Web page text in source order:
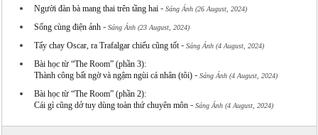
Người đàn bà mang thai trên tầng hai- Sáng Ánh (26 August, 2024)
Sống cùng điện ảnh- Sáng Ánh (23 August, 2024)
Tẩy chay Oscar, ra Trafalgar chiếu cũng tốt- Sáng Ánh (4 August, 2024)
Bài học từ “The Room” (phần 3):
Thành công bất ngờ và ngậm ngùi cá nhân (tôi)- Sáng Ánh (4 August, 2024)
Bài học từ “The Room” (phần 2):
Cái gì cũng dở tuy dùng toàn thứ chuyên môn- Sáng Ánh (4 August, 2024)